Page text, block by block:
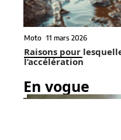
Moto 11 mars 2026
Raisons pour
l’accélération
En vogue